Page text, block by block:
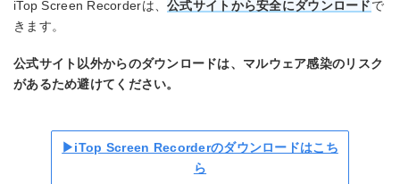
iTop Screen Recorderは、公式サイトから安全にダウンロードで
きます。
公式サイト以外からのダウンロードは、マルウェア感染のリスク
があるため避けてください。
▶iTop Screen Recorderのダウンロードはこち
ら